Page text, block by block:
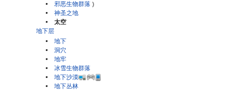
邪恶生物群落 )
神圣之地
太空
地下层
地下
洞穴
地牢
冰雪生物群落
地下沙漠
地下丛林